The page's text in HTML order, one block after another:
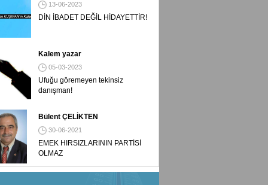
13-06-2023
DİN İBADET DEĞİL HİDAYETTİR!
Kalem yazar
05-03-2023
Ufuğu göremeyen tekinsiz
danışman!
Bülent ÇELİKTEN
30-06-2021
EMEK HIRSIZLARININ PARTİSİ
OLMAZ